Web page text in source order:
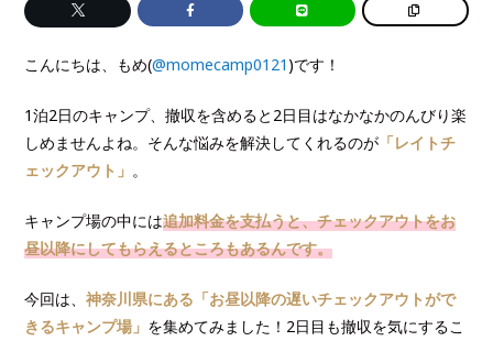
こんにちは、もめ(@momecamp0121 )です！
1泊2日のキャンプ、撤収を含めると2日目はなかなかのんびり楽
しめませんよね。そんな悩みを解決してくれるのが 「レイトチ
ェックアウト」 。
キャンプ場の中には追加料金を支払うと、チェックアウトをお
昼以降にしてもらえるところもあるんです。
今回は、神奈川県にある「お昼以降の遅いチェックアウトがで
きるキャンプ場」 を集めてみました！2日目も撤収を気にするこ